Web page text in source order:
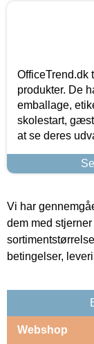
OfficeTrend.dk
produkter. De
emballage,
skolestart,
at se deres
Vi har
dem med
betingelser,
Webshop